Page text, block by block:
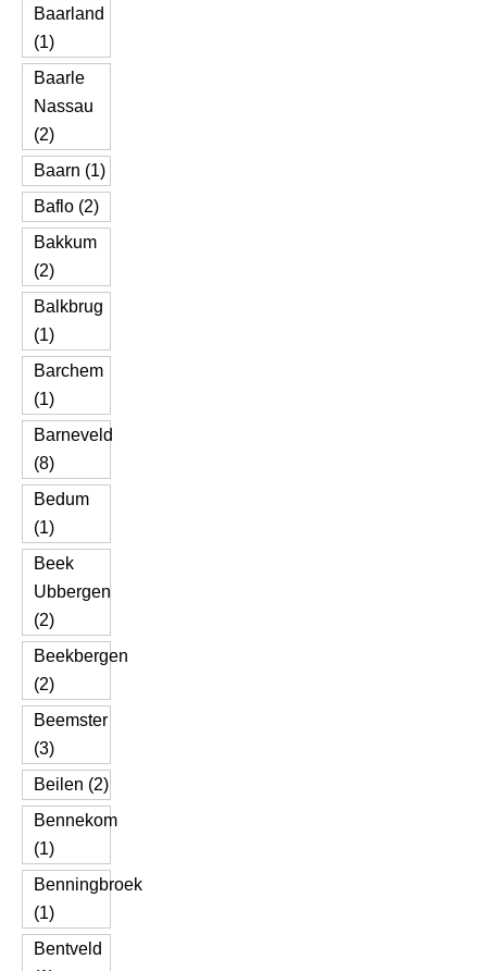
Baarland
(1)
Baarle
Nassau
(2)
Baarn (1)
Baflo (2)
Bakkum
(2)
Balkbrug
(1)
Barchem
(1)
Barneveld
(8)
Bedum
(1)
Beek
Ubbergen
(2)
Beekbergen
(2)
Beemster
(3)
Beilen (2)
Bennekom
(1)
Benningbroek
(1)
Bentveld